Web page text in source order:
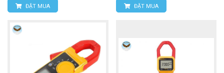
ĐẶT MUA ĐẶT MUA